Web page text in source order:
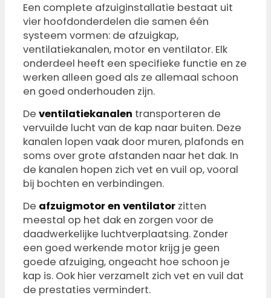
Een complete afzuiginstallatie bestaat uit
vier hoofdonderdelen die samen één
systeem vormen: de afzuigkap,
ventilatiekanalen, motor en ventilator. Elk
onderdeel heeft een specifieke functie en ze
werken alleen goed als ze allemaal schoon
en goed onderhouden zijn.
De ventilatiekanalen transporteren de
vervuilde lucht van de kap naar buiten. Deze
kanalen lopen vaak door muren, plafonds en
soms over grote afstanden naar het dak. In
de kanalen hopen zich vet en vuil op, vooral
bij bochten en verbindingen.
De afzuigmotor en ventilator zitten
meestal op het dak en zorgen voor de
daadwerkelijke luchtverplaatsing. Zonder
een goed werkende motor krijg je geen
goede afzuiging, ongeacht hoe schoon je
kap is. Ook hier verzamelt zich vet en vuil dat
de prestaties vermindert.